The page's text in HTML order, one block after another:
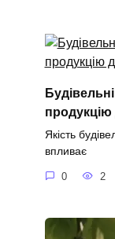
продукцію
Якість
впливає
0 2